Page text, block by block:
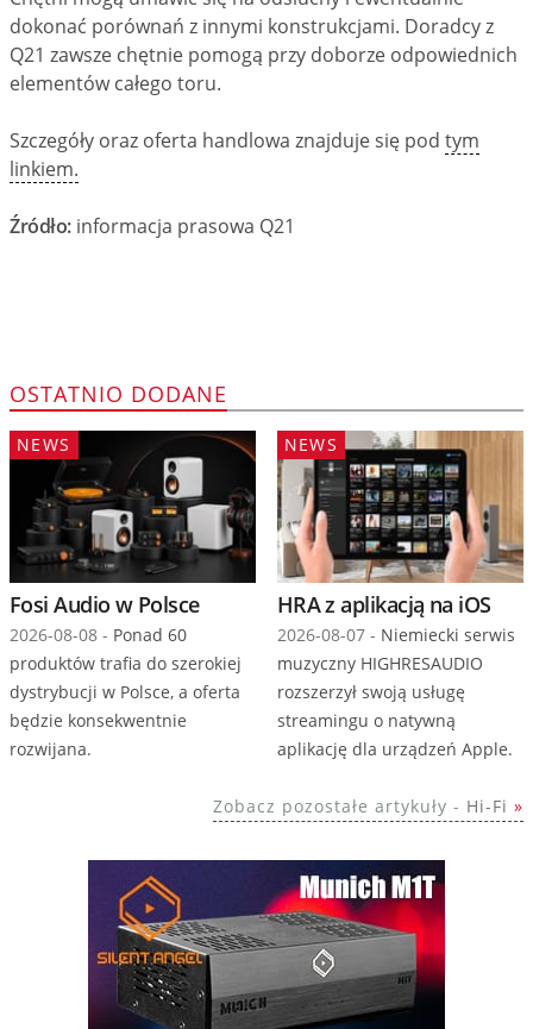
dokonać porównań z innymi konstrukcjami. Doradcy z
Q21 zawsze chętnie pomogą przy doborze odpowiednich
elementów całego toru.
Szczegóły oraz oferta handlowa znajduje się pod tym
linkiem.
Źródło:informacja prasowa Q21
OSTATNIO DODANE
Fosi Audio w Polsce
2026-08-08 - Ponad 60
produktów trafia do szerokiej
dystrybucji w Polsce, a oferta
będzie konsekwentnie
rozwijana.
NEWS
HRA z aplikacją na iOS
2026-08-07 - Niemiecki serwis
muzyczny HIGHRESAUDIO
rozszerzył swoją usługę
streamingu o natywną
aplikację dla urządzeń Apple.
NEWS
Zobacz pozostałe artykuły - Hi-Fi